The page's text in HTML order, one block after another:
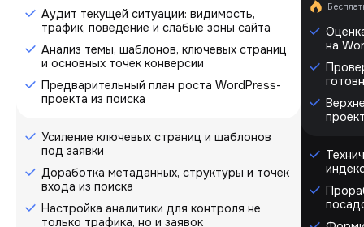
Аудит текущей ситуации: видимость,
трафик, поведение и слабые зоны сайта
Анализ темы, шаблонов, ключевых страниц
и основных точек конверсии
Предварительный план роста WordPress-
проекта из поиска
Усиление ключевых страниц и шаблонов
под заявки
Доработка метаданных, структуры и точек
входа из поиска
Настройка аналитики для контроля не
только трафика, но и заявок
на